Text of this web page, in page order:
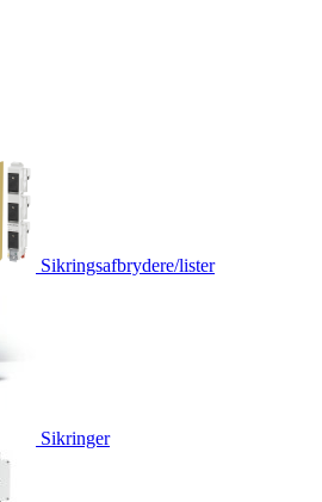
Sikringsafbrydere/lister
Sikringer